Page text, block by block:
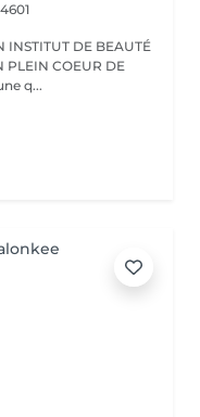
PLEIN COEUR DE
une q...